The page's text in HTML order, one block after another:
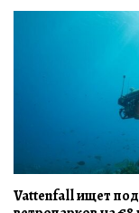
Vattenfall ищет